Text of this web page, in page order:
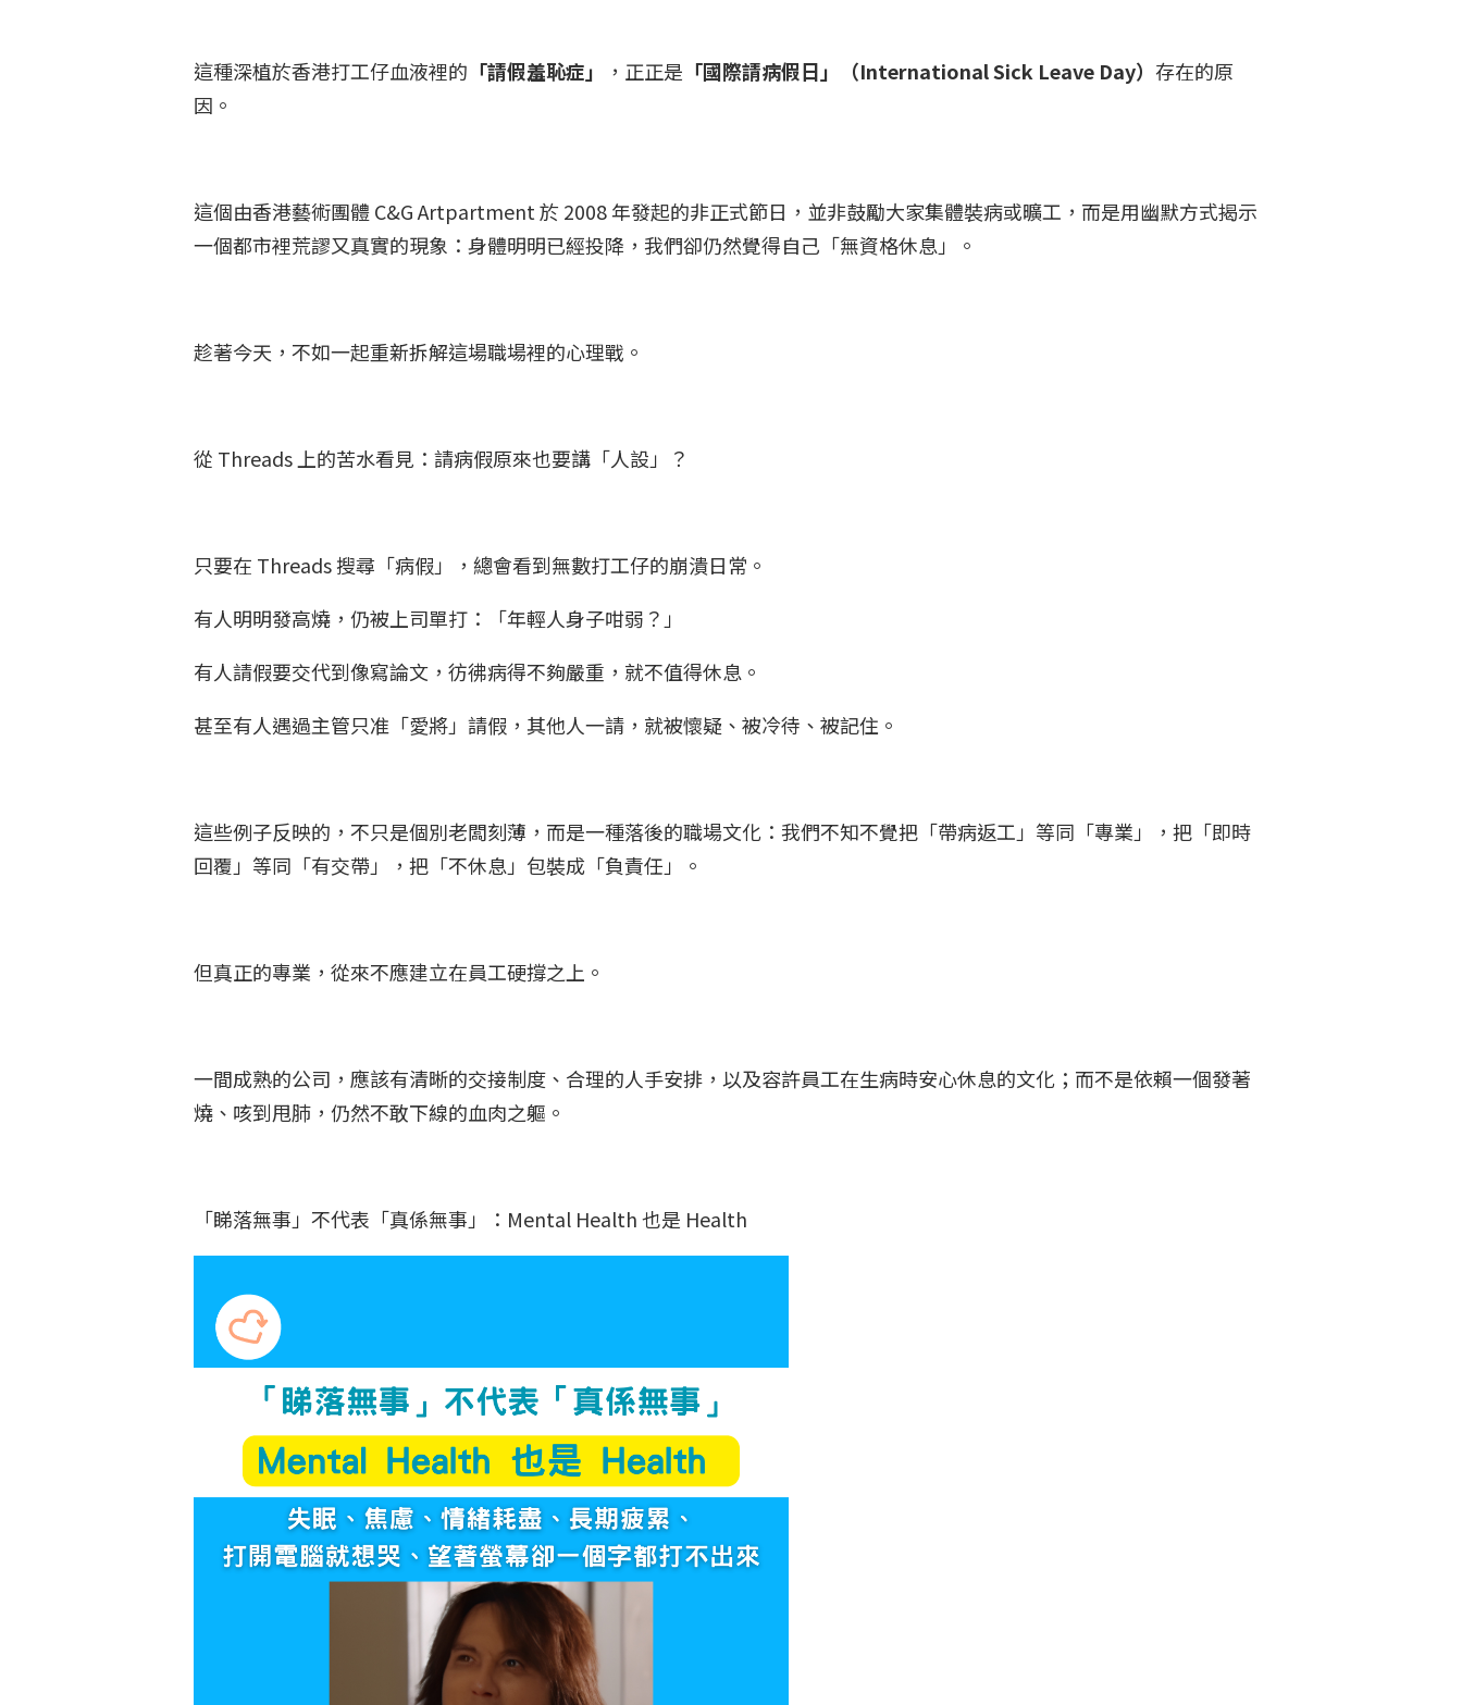
這種深植於香港打工仔血液裡的 「請假羞恥症」 ，正正是 「國際請病假日」（International Sick Leave Day） 存在的原
因。
這個由香港藝術團體 C&G Artpartment 於 2008 年發起的非正式節日，並非鼓勵大家集體裝病或曠工，而是用幽默方式揭示
一個都市裡荒謬又真實的現象：身體明明已經投降，我們卻仍然覺得自己「無資格休息」。
趁著今天，不如一起重新拆解這場職場裡的心理戰。
從 Threads 上的苦水看見：請病假原來也要講「人設」？
只要在 Threads 搜尋「病假」，總會看到無數打工仔的崩潰日常。
有人明明發高燒，仍被上司單打：「年輕人身子咁弱？」
有人請假要交代到像寫論文，彷彿病得不夠嚴重，就不值得休息。
甚至有人遇過主管只准「愛將」請假，其他人一請，就被懷疑、被冷待、被記住。
這些例子反映的，不只是個別老闆刻薄，而是一種落後的職場文化：我們不知不覺把「帶病返工」等同「專業」，把「即時
回覆」等同「有交帶」，把「不休息」包裝成「負責任」。
但真正的專業，從來不應建立在員工硬撐之上。
一間成熟的公司，應該有清晰的交接制度、合理的人手安排，以及容許員工在生病時安心休息的文化；而不是依賴一個發著
燒、咳到甩肺，仍然不敢下線的血肉之軀。
「睇落無事」不代表「真係無事」：Mental Health 也是 Health